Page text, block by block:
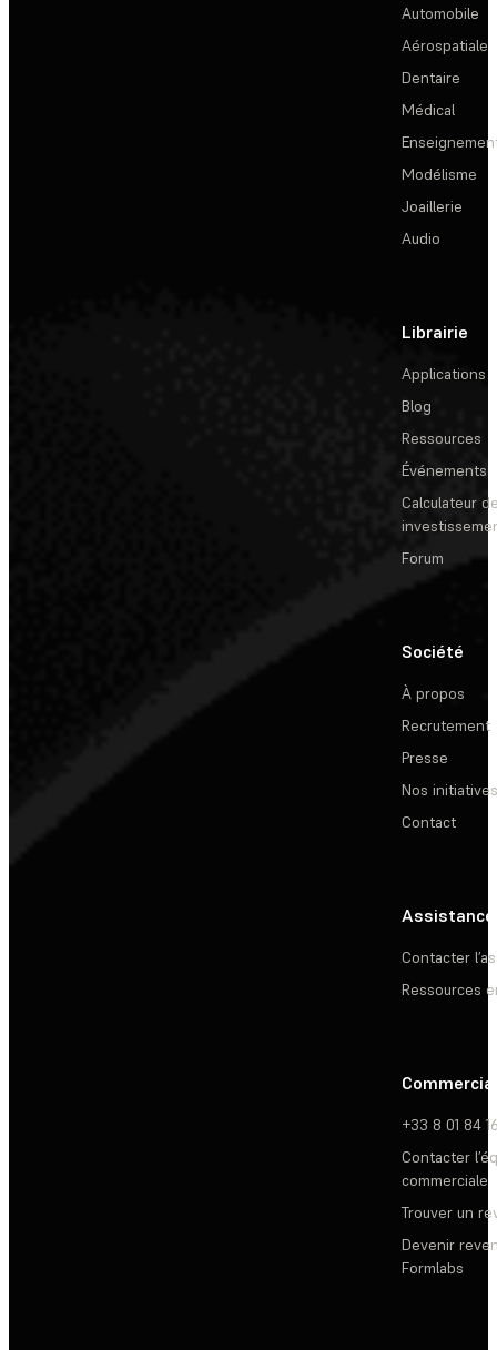
Automobile
Aérospatiale
Dentaire
Médical
Modélisme
Joaillerie
Audio
Librairie
Applications
Blog
Ressources
Événements
Calculateur
Forum
Société
À propos
Recrutement
Presse
Nos initiatives
Contact
Assistance
Contacter
Ressources
Commercial
+33 8 01 84
Contacter
commerciale
Trouver un
Devenir
Formlabs